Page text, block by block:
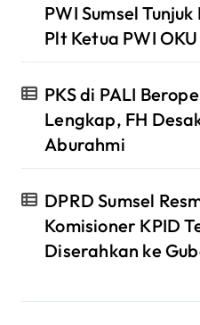
PWI Sumsel
Plt Ketua PWI
PKS di PALI
Lengkap, FH
Aburahmi
DPRD Sumsel
Komisioner KPID
Diserahkan ke